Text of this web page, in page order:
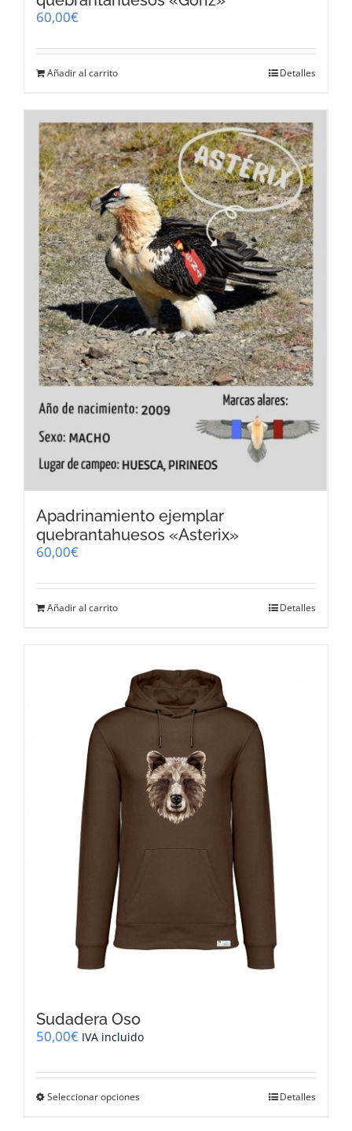
60,00€
Añadir al carrito Detalles
Apadrinamiento ejemplar
quebrantahuesos «Asterix»
60,00€
Añadir al carrito Detalles
Sudadera Oso
50,00€ IVA incluido
Seleccionar opciones Detalles